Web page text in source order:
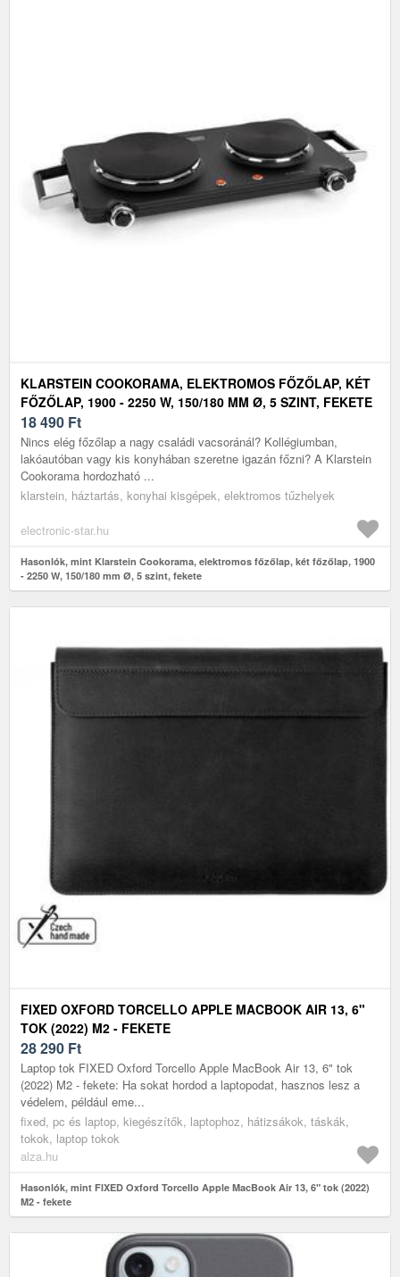
KLARSTEIN COOKORAMA, ELEKTROMOS FŐZŐLAP, KÉT
FŐZŐLAP, 1900 - 2250 W, 150/180 MM Ø, 5 SZINT, FEKETE
18 490 Ft
Nincs elég főzőlap a nagy családi vacsoránál? Kollégiumban,
lakóautóban vagy kis konyhában szeretne igazán főzni? A Klarstein
Cookorama hordozható ...
klarstein, háztartás, konyhai kisgépek, elektromos tűzhelyek
electronic-star.hu
Hasonlók, mint Klarstein Cookorama, elektromos főzőlap, két főzőlap, 1900
- 2250 W, 150/180 mm Ø, 5 szint, fekete
FIXED OXFORD TORCELLO APPLE MACBOOK AIR 13, 6"
TOK (2022) M2 - FEKETE
28 290 Ft
Laptop tok FIXED Oxford Torcello Apple MacBook Air 13, 6" tok
(2022) M2 - fekete: Ha sokat hordod a laptopodat, hasznos lesz a
védelem, például eme...
fixed, pc és laptop, kiegészítők, laptophoz, hátizsákok, táskák,
tokok, laptop tokok
alza.hu
Hasonlók, mint FIXED Oxford Torcello Apple MacBook Air 13, 6" tok (2022)
M2 - fekete